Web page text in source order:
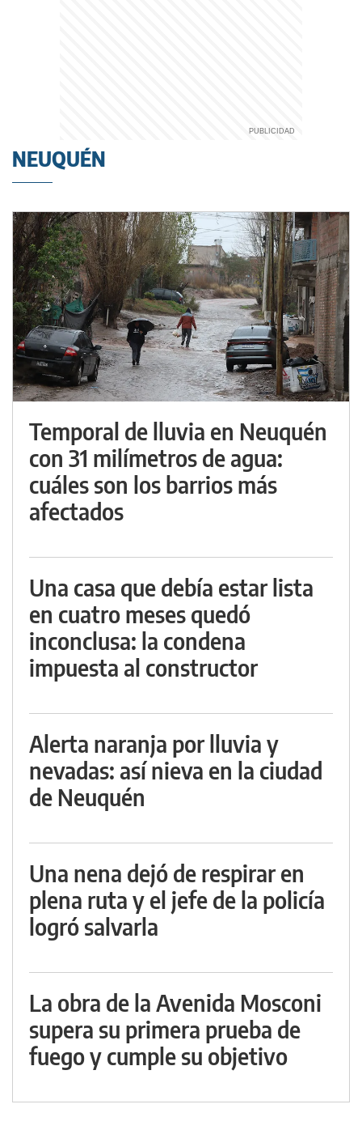
NEUQUÉN
Temporal de lluvia en Neuquén
con 31 milímetros de agua:
cuáles son los barrios más
afectados
Una casa que debía estar lista
en cuatro meses quedó
inconclusa: la condena
impuesta al constructor
Alerta naranja por lluvia y
nevadas: así nieva en la ciudad
de Neuquén
Una nena dejó de respirar en
plena ruta y el jefe de la policía
logró salvarla
La obra de la Avenida Mosconi
supera su primera prueba de
fuego y cumple su objetivo